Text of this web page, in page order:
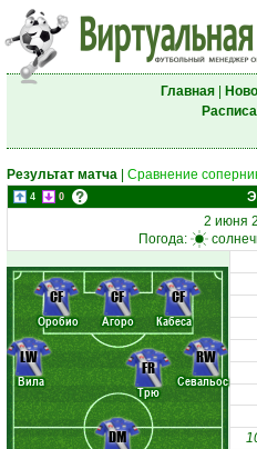
Главная|
Результат матча Сравнение
4 0
2 июня
Погода:
Вила
Трю
Севальос
Оробио Агоро Кабеса
LW
DM
FR
RW
CF CF CF